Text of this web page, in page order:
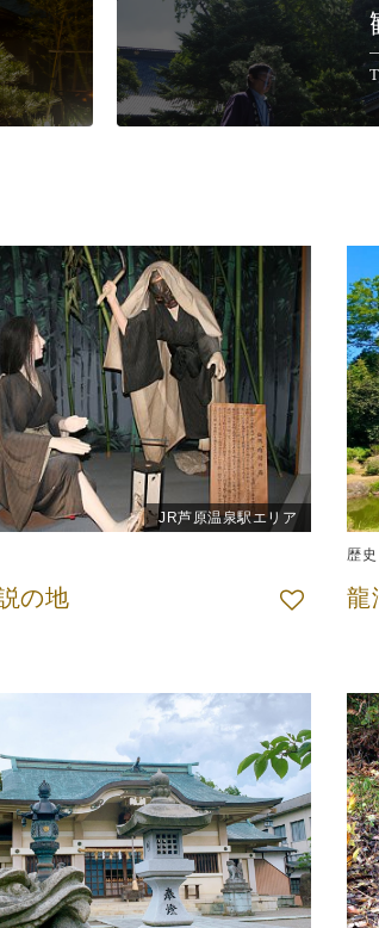
JR芦原温泉駅エリア
の地
歴史
龍